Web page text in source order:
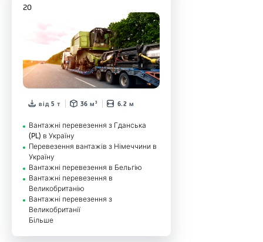
20
від 5 т 36 м³ 6.2 м
Вантажні перевезення з Гданська
(PL) в Україну
Перевезення вантажів з Німеччини в
Україну
Вантажні перевезення в Бельгію
Вантажні перевезення в
Великобританію
Вантажні перевезення з
Великобританії
Більше